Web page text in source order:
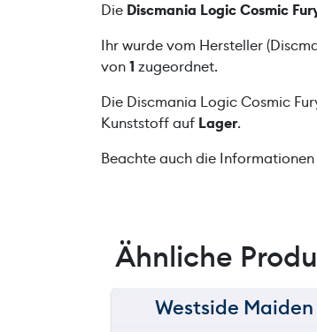
Die Discmania Logic Cosmic
Ihr wurde vom Hersteller
von1 zugeordnet.
Die Discmania Logic Cosmic
Kunststoff auf Lager.
Beachte auch die
Ähnliche
150 m
Westside Maiden